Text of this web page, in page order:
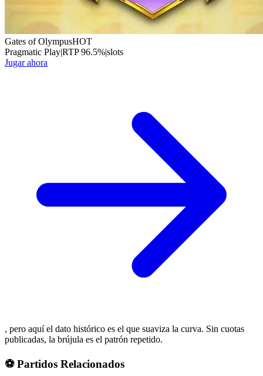
Gates of OlympusHOT
Pragmatic Play|RTP96.5%|slots
Jugar ahora
, pero aquí el dato histórico es el que suaviza la curva. Sin cuotas
publicadas, la brújula es el patrón repetido.
⚽ Partidos Relacionados